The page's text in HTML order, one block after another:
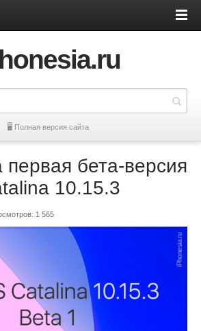
🖥 Полная версия сайта
бета-версия
10.15.3
1 565